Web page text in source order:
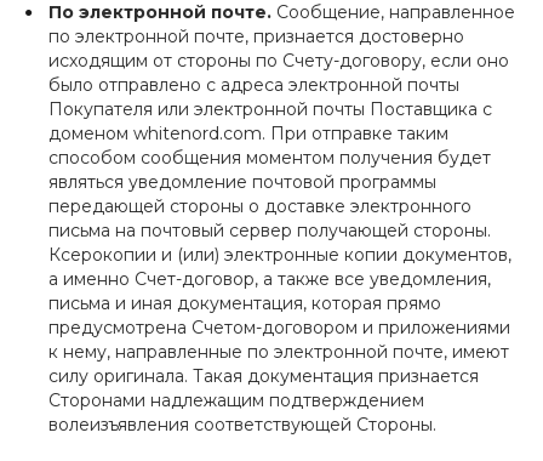
По электронной почте. Сообщение, направленное
по электронной почте, признается достоверно
исходящим от стороны по Счету-договору, если оно
было отправлено с адреса электронной почты
Покупателя или электронной почты Поставщика с
доменом whitenord.com. При отправке таким
способом сообщения моментом получения будет
являться уведомление почтовой программы
передающей стороны о доставке электронного
письма на почтовый сервер получающей стороны.
Ксерокопии и (или) электронные копии документов,
а именно Счет-договор, а также все уведомления,
письма и иная документация, которая прямо
предусмотрена Счетом-договором и приложениями
к нему, направленные по электронной почте, имеют
силу оригинала. Такая документация признается
Сторонами надлежащим подтверждением
волеизъявления соответствующей Стороны.